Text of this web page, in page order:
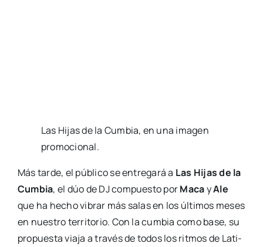
Las Hijas de la Cum­bia, en una ima­gen
pro­mo­cio­nal.
Más tar­de, el públi­co se entre­ga­rá a Las Hijas de la
Cum­bia, el dúo de DJ com­pues­to porMacayAle
que ha hecho vibrar más salas en los últi­mos meses
en nues­tro terri­to­rio. Con la cum­bia como base, su
pro­pues­ta via­ja a tra­vés de todos los rit­mos de Lati­